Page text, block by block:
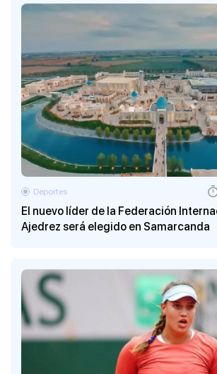
El nuevo líder de la Federación
Ajedrez será elegido en Samarcanda
Deportes